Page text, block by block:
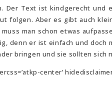
Text ist kindgerecht und
folgen. Aber es gibt auch
man schon etwas
denn er ist einfach und doch
bringen und sie sollten sich
center’